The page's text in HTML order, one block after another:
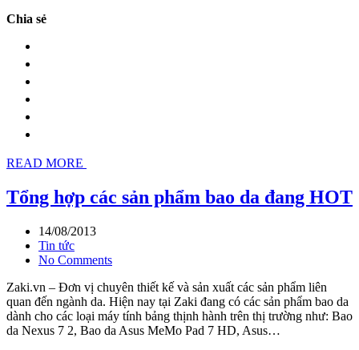
Chia sẻ
READ MORE
Tổng hợp các sản phẩm bao da đang HOT
14/08/2013
Tin tức
No Comments
Zaki.vn – Đơn vị chuyên thiết kế và sản xuất các sản phẩm liên
quan đến ngành da. Hiện nay tại Zaki đang có các sản phẩm bao da
dành cho các loại máy tính bảng thịnh hành trên thị trường như: Bao
da Nexus 7 2, Bao da Asus MeMo Pad 7 HD, Asus…